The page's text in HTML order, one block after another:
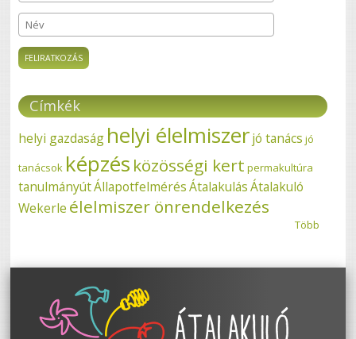
Név
Címkék
helyi gazdaság helyi élelmiszerjó tanács jó
tanácsok képzés közösségi kert permakultúra
tanulmányútÁllapotfelmérés Átalakulás Átalakuló
Wekerle élelmiszer önrendelkezés
Több